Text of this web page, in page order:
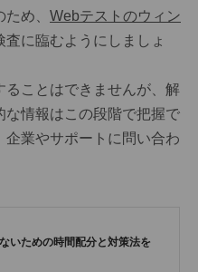
め、 Webテストのウィン
査に臨むようにしましょ
ることはできませんが、解
情報はこの段階で把握で
企業やサポートに問い合わ
いための時間配分と対策法を